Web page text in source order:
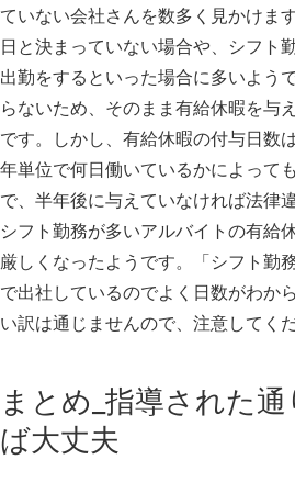
ていない会社さんを数多く見かけま
日と決まっていない場合や、シフト
出勤をするといった場合に多いよう
らないため、そのまま有給休暇を与
です。しかし、 有給休暇の付与日数
年単位で何日働いているかによって
で、半年後に与えていなければ法律
シフト勤務が多いアルバイトの有給
厳しくなったようです。「シフト勤
で出社しているのでよく日数がわか
い訳は通じませんので、注意してくだ
まとめ_指導された
ば大丈夫